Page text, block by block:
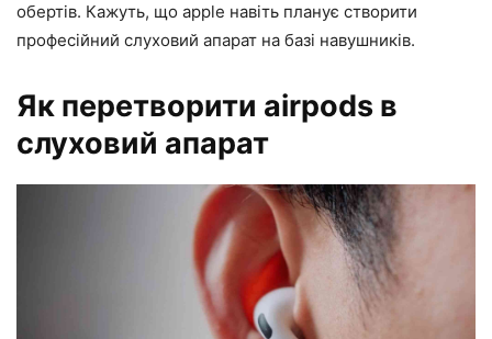
обертів. Кажуть, що apple навіть планує створити
професійний слуховий апарат на базі навушників.
Як перетворити airpods в
слуховий апарат